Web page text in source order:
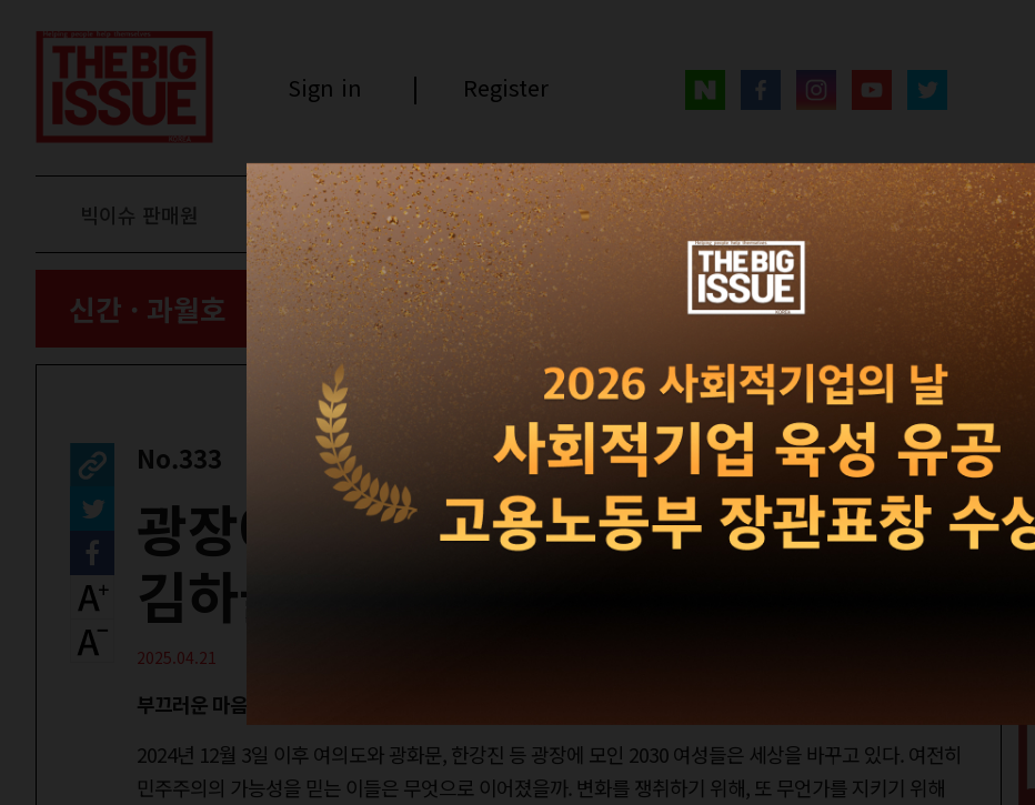
Sign in Register
빅이슈 판매원 후원하기 매거진 광고 · 제휴 빅이슈 서포터즈
신간 · 과월호
No.333
광장에서 만난 세계 - 출판사 마케터
김하늘이 경험한 광장
2025.04.21
부끄러운 마음
2024년 12월 3일 이후 여의도와 광화문, 한강진 등 광장에 모인 2030 여성들은 세상을 바꾸고 있다. 여전히
민주주의의 가능성을 믿는 이들은 무엇으로 이어졌을까. 변화를 쟁취하기 위해, 또 무언가를 지키기 위해